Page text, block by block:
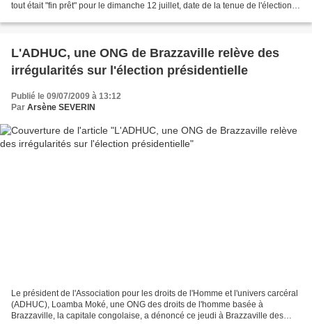
tout était "fin prêt" pour le dimanche 12 juillet, date de la tenue de l'élection
L'ADHUC, une ONG de Brazzaville relève des
irrégularités sur l'élection présidentielle
Publié le 09/07/2009 à 13:12
Par Arsène SEVERIN
Le président de l'Association pour les droits de l'Homme et l'univers carcéral
(ADHUC), Loamba Moké, une ONG des droits de l'homme basée à
Brazzaville, la capitale congolaise, a dénoncé ce jeudi à Brazzaville des